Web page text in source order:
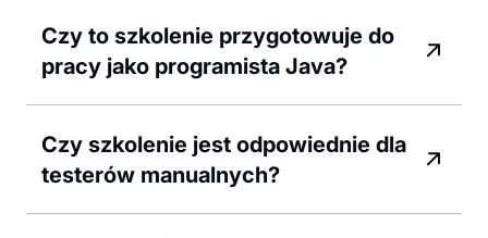
Czy to szkolenie przygotowuje do
pracy jako programista Java?
Czy szkolenie jest odpowiednie dla
testerów manualnych?